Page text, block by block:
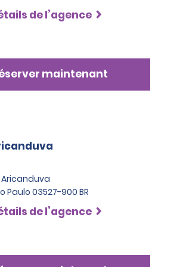
de l’agence
maintenant
Aricanduva
Paulo 03527-900 BR
de l’agence